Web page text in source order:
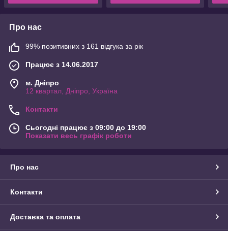
Про нас
99% позитивних з 161 відгука за рік
Працює з 14.06.2017
м. Дніпро
12 квартал, Дніпро, Україна
Контакти
Сьогодні працює з 09:00 до 19:00
Показати весь графік роботи
Про нас
Контакти
Доставка та оплата